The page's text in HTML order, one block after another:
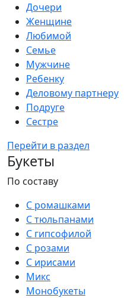
Дочери
Женщине
Любимой
Семье
Мужчине
Ребенку
Деловому партнеру
Подруге
Сестре
Перейти в раздел
Букеты
По составу
С ромашками
С тюльпанами
С гипсофилой
С розами
С ирисами
Микс
Монобукеты